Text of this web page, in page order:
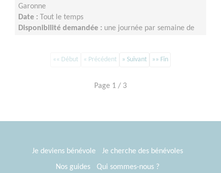
Garonne
Date : Tout le temps
Disponibilité demandée : une journée par semaine de
«« Début « Précédent » Suivant »» Fin
Page 1 / 3
Je deviens bénévole
Je cherche des bénévoles
Nos guides
Qui sommes-nous ?